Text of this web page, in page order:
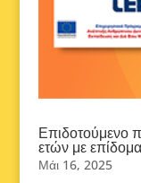
Επιδοτούμενο
ετών με
Μάι 16, 2025